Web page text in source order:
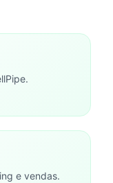
e vendas.